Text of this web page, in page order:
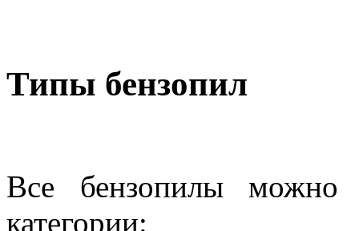
Типы бензопил
Все бензопилы можно
категории: